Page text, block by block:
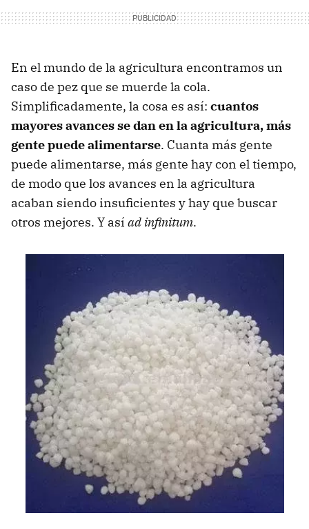
En el mundo de la agricultura encontramos un
caso de pez que se muerde la cola.
Simplificadamente, la cosa es así: cuantos
mayores avances se dan en la agricultura, más
gente puede alimentarse. Cuanta más gente
puede alimentarse, más gente hay con el tiempo,
de modo que los avances en la agricultura
acaban siendo insuficientes y hay que buscar
otros mejores. Y así ad infinitum.